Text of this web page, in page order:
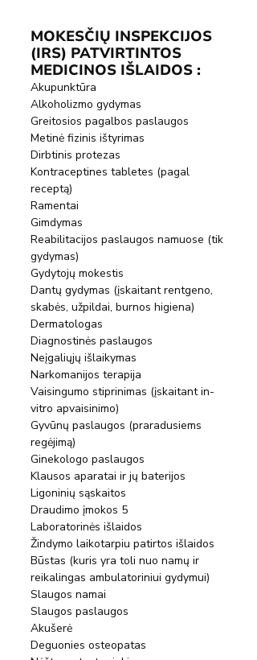
MOKESČIŲ INSPEKCIJOS
(IRS) PATVIRTINTOS
MEDICINOS IŠLAIDOS :
Akupunktūra
Alkoholizmo gydymas
Greitosios pagalbos paslaugos
Metinė fizinis ištyrimas
Dirbtinis protezas
Kontraceptines tabletes (pagal
receptą)
Ramentai
Gimdymas
Reabilitacijos paslaugos namuose (tik
gydymas)
Gydytojų mokestis
Dantų gydymas (įskaitant rentgeno,
skabės, užpildai, burnos higiena)
Dermatologas
Diagnostinės paslaugos
Neįgaliųjų išlaikymas
Narkomanijos terapija
Vaisingumo stiprinimas (įskaitant in-
vitro apvaisinimo)
Gyvūnų paslaugos (praradusiems
regėjimą)
Ginekologo paslaugos
Klausos aparatai ir jų baterijos
Ligoninių sąskaitos
Draudimo įmokos 5
Laboratorinės išlaidos
Žindymo laikotarpiu patirtos išlaidos
Būstas (kuris yra toli nuo namų ir
reikalingas ambulatoriniui gydymui)
Slaugos namai
Slaugos paslaugos
Akušerė
Deguonies osteopatas